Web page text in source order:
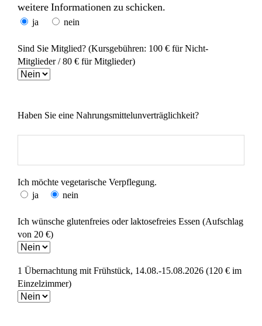
weitere Informationen zu schicken.
ja nein
Sind Sie Mitglied? (Kursgebühren: 100 € für Nicht-
Mitglieder / 80 € für Mitglieder)
Haben Sie eine Nahrungsmittelunverträglichkeit?
Ich möchte vegetarische Verpflegung.
ja
nein
Ich wünsche glutenfreies oder laktosefreies Essen (Aufschlag
von 20 €)
1 Übernachtung mit Frühstück, 14.08.-15.08.2026 (120 € im
Einzelzimmer)